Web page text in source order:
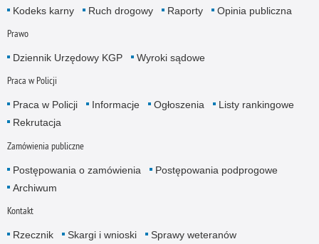
Kodeks karny
Ruch drogowy Raporty Opinia publiczna
Prawo
Dziennik Urzędowy KGP Wyroki sądowe
Praca w Policji
Praca w Policji Informacje Ogłoszenia
Listy rankingowe
Rekrutacja
Zamówienia publiczne
Postępowania o zamówienia
Postępowania podprogowe
Archiwum
Kontakt
Rzecznik Skargi i wnioski Sprawy weteranów